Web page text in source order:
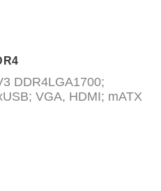
DDR4LGA1700;
VGA, HDMI; mATX